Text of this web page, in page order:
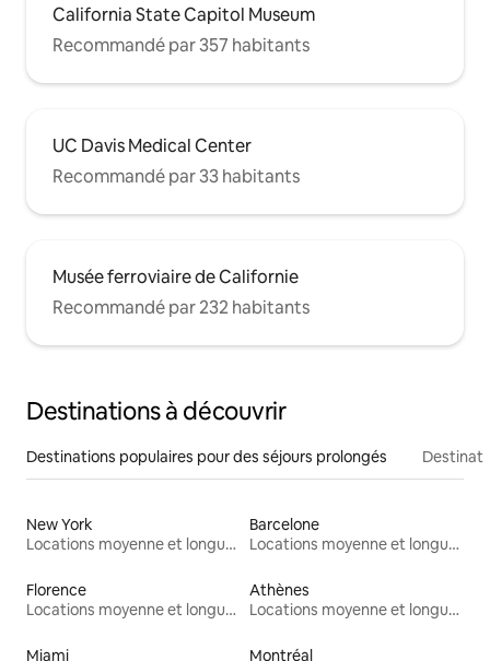
California State Capitol Museum
Recommandé par 357 habitants
UC Davis Medical Center
Recommandé par 33 habitants
Musée ferroviaire de Californie
Recommandé par 232 habitants
Destinations à découvrir
Destinations populaires pour des séjours prolongés
New York
Locations moyenne et longue durée
Barcelone
Locations moyenne et longue durée
Florence
Locations moyenne et longue durée
Athènes
Locations moyenne et longue durée
Miami Montréal